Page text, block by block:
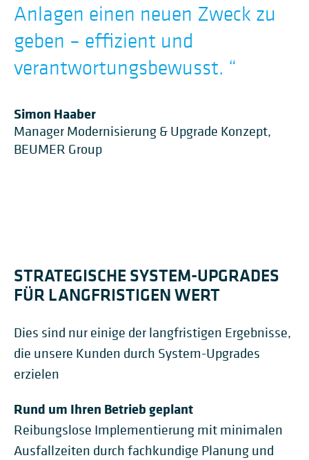
Anlagen einen neuen Zweck zu
geben – effizient und
verantwortungsbewusst. “
Simon Haaber
Manager Modernisierung & Upgrade Konzept,
BEUMER Group
STRATEGISCHE SYSTEM-UPGRADES
FÜR LANGFRISTIGEN WERT
Dies sind nur einige der langfristigen Ergebnisse,
die unsere Kunden durch System-Upgrades
erzielen
Rund um Ihren Betrieb geplant
Reibungslose Implementierung mit minimalen
Ausfallzeiten durch fachkundige Planung und